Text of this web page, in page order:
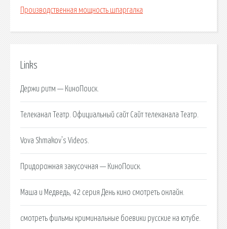
Производственная мощность шпаргалка
Links
Держи ритм — КиноПоиск.
Телеканал Театр. Официальный сайт Сайт телеканала Театр.
Vova Shmakov's Videos.
Придорожная закусочная — КиноПоиск.
Маша и Медведь, 42 серия День кино смотреть онлайн.
смотреть фильмы криминальные боевики русские на ютубе.